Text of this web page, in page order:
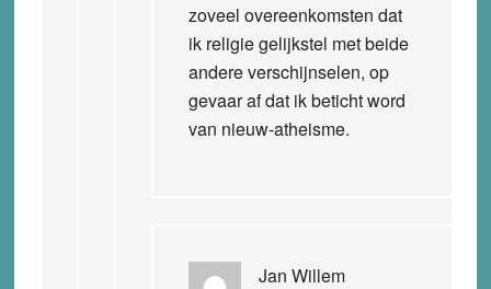
zoveel overeenkomsten dat
ik religie gelijkstel met beide
andere verschijnselen, op
gevaar af dat ik beticht word
van nieuw-atheisme.
Jan Willem